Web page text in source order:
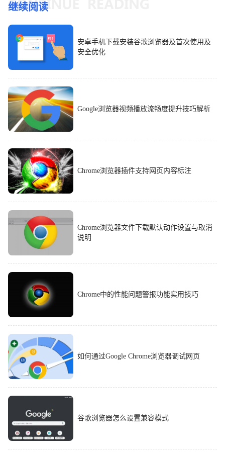
继续阅读
安卓手机下载安装谷歌浏览器及首次使用及
安全优化
Google浏览器视频播放流畅度提升技巧解析
Chrome浏览器插件支持网页内容标注
Chrome浏览器文件下载默认动作设置与取消
说明
Chrome中的性能问题警报功能实用技巧
如何通过Google Chrome浏览器调试网页
谷歌浏览器怎么设置兼容模式